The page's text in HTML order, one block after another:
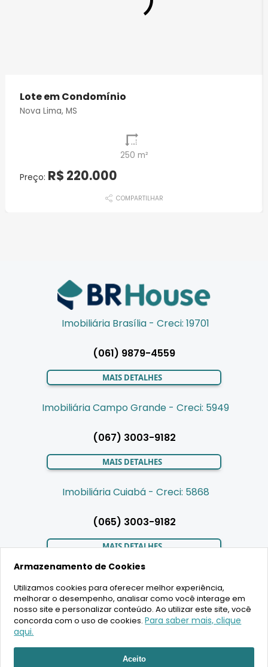
RECEBER ATENDIMENTO
Lote em Condomínio
Nova Lima, MS
250 m²
Preço: R$ 220.000
COMPARTILHAR
Imobiliária Brasília - Creci: 19701
(061) 9879-4559
MAIS DETALHES
Imobiliária Campo Grande - Creci: 5949
(067) 3003-9182
MAIS DETALHES
Imobiliária Cuiabá - Creci: 5868
(065) 3003-9182
MAIS DETALHES
LIGAMOS PARA VOCÊ
2020 Copyright - BR House Inteligência Imobiliária LTDA -
Armazenamento de Cookies
Utilizamos cookies para oferecer melhor experiência,
melhorar o desempenho, analisar como você interage em
nosso site e personalizar conteúdo. Ao utilizar este site, você
concorda com o uso de cookies.Para saber mais, clique
aqui.
Aceito